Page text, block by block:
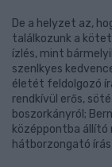
De a helyzet az,
találkozunk a
ízlés, mint
szenlkyes
életét feldolgozó
rendkívül erős,
boszorkányról;
középpontba állító
hátborzongató